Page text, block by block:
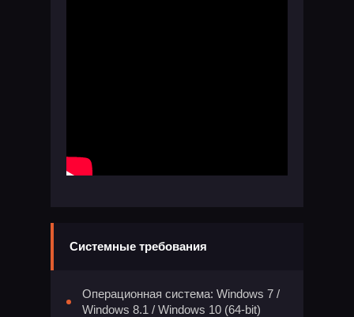
Системные требования
Операционная система: Windows 7 /
Windows 8.1 / Windows 10 (64-bit)